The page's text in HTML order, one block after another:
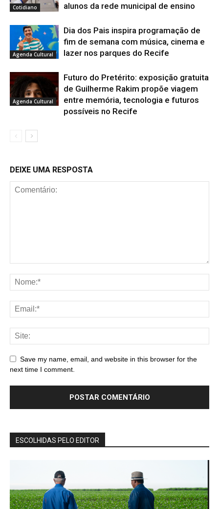
Cotidiano
alunos da rede municipal de ensino
Agenda Cultural
Dia dos Pais inspira programação de
fim de semana com música, cinema e
lazer nos parques do Recife
Agenda Cultural
Futuro do Pretérito: exposição gratuita
de Guilherme Rakim propõe viagem
entre memória, tecnologia e futuros
possíveis no Recife
DEIXE UMA RESPOSTA
Save my name, email, and website in this browser for the
next time I comment.
ESCOLHIDAS PELO EDITOR